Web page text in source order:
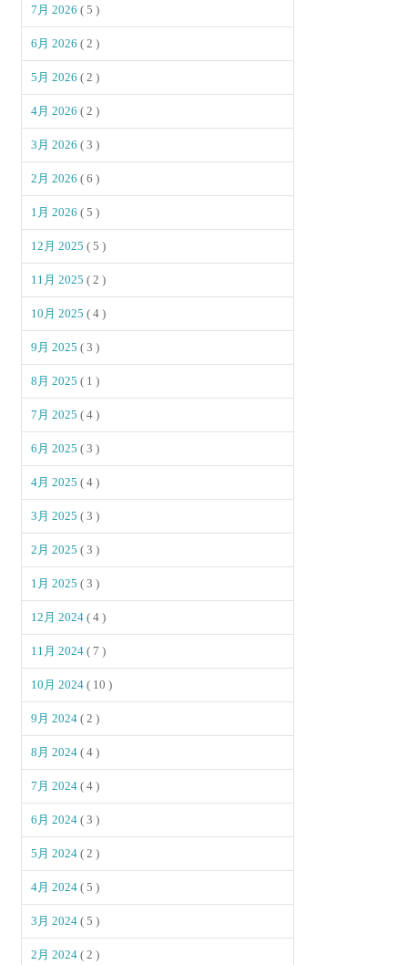
7月 2026( 5 )
6月 2026( 2 )
5月 2026( 2 )
4月 2026( 2 )
3月 2026( 3 )
2月 2026( 6 )
1月 2026( 5 )
12月 2025( 5 )
11月 2025( 2 )
10月 2025( 4 )
9月 2025( 3 )
8月 2025( 1 )
7月 2025( 4 )
6月 2025( 3 )
4月 2025( 4 )
3月 2025( 3 )
2月 2025( 3 )
1月 2025( 3 )
12月 2024( 4 )
11月 2024( 7 )
10月 2024( 10 )
9月 2024( 2 )
8月 2024( 4 )
7月 2024( 4 )
6月 2024( 3 )
5月 2024( 2 )
4月 2024( 5 )
3月 2024( 5 )
2月 2024( 2 )